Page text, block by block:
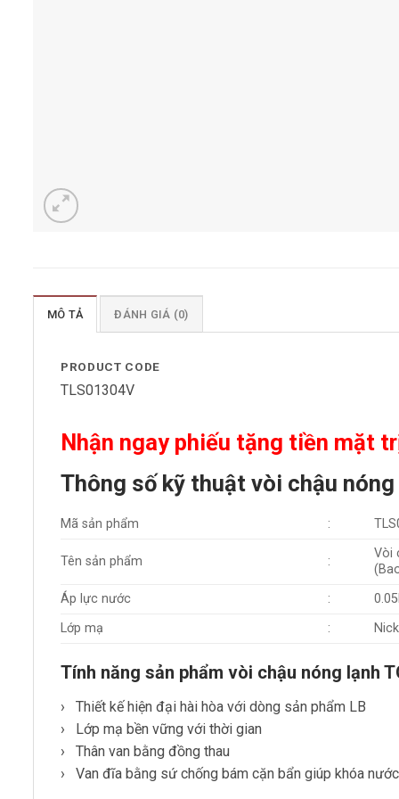
MÔ TẢ ĐÁNH GIÁ (0)
PRODUCT CODE
TLS01304V
Nhận ngay phiếu tặng tiền mặt
Thông số kỹ thuật vòi chậu
Mã sản phẩm :
Tên sản phẩm :
Vòi
Áp lực nước
:
Lớp mạ
:
Tính năng sản phẩm vòi chậu nóng lạnh
› Thiết kế hiện đại hài hòa với dòng sản phẩm LB
› Lớp mạ bền vững với thời gian
› Thân van bằng đồng thau
› Van đĩa bằng sứ chống bám cặn bẩn giúp khóa